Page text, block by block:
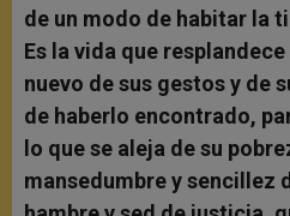
de un modo de habitar la
Es la vida que
nuevo de sus gestos y de
de haberlo encontrado,
lo que se aleja de su
mansedumbre y sencillez